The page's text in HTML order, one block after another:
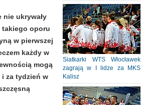
Siatkarki WTS Włocławek
zagrają w I lidze za MKS
Kalisz
nie ukrywały
takiego oporu
w pierwszej
każdy w
mogą
i za tydzień w